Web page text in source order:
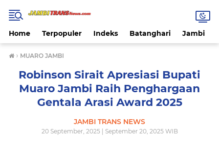
Home Terpopuler Indeks Batanghari Jambi
› MUARO JAMBI
Robinson Sirait Apresiasi Bupati
Muaro Jambi Raih Penghargaan
Gentala Arasi Award 2025
JAMBI TRANS NEWS
20 September, 2025 | September 20, 2025 WIB